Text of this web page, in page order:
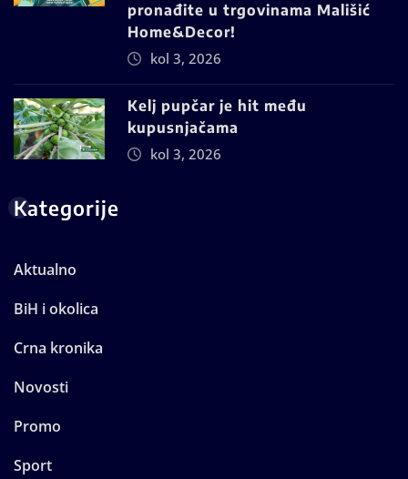
pronađite u trgovinama Mališić
Home&Decor!
kol 3, 2026
Kelj pupčar je hit među
kupusnjačama
kol 3, 2026
Kategorije
Aktualno
BiH i okolica
Crna kronika
Novosti
Promo
Sport